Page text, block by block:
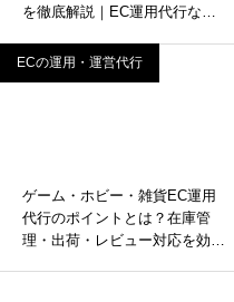
を徹底解説｜EC運用代行なら
ECの運用・運営代行
ゲーム・ホビー・雑貨EC運用
代行のポイントとは？在庫管
理・出荷・レビュー対応を効率